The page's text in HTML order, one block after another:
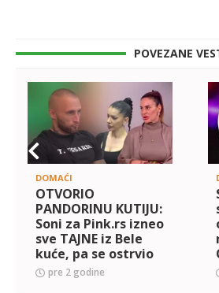
POVEZANE
DOMAĆI
OTVORIO
PANDORINU KUTIJU:
Soni za Pink.rs izneo
sve TAJNE iz Bele
kuće, pa se ostrvio
na Aleksandru:
Sponzoruša,
pre 2 godine